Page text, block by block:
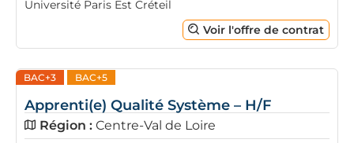
Université Paris Est Créteil
Voir l'offre de contrat
BAC+3 BAC+5
Apprenti(e) Qualité Système – H/F
Région : Centre-Val de Loire